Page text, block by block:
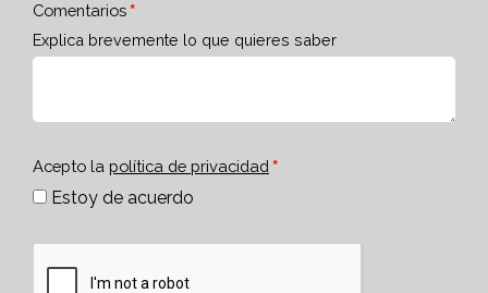
Comentarios
Explica brevemente lo que quieres saber
Acepto la política de privacidad
Estoy de acuerdo